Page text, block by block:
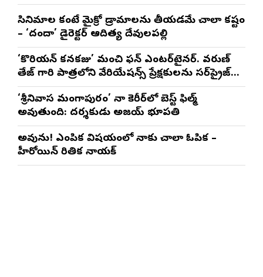
సినిమాల కంటే మైక్రో డ్రామాలను తీయడమే చాలా కష్టం
– ‘దందా’ డైరెక్ట‌ర్ ఆదిత్య దేవులపల్లి
‘కొరియన్ కనకరాజు’ మంచి ఫన్ ఎంటర్‌టైనర్. వరుణ్
తేజ్ గారి పాత్రలోని వేరియేషన్స్ ప్రేక్షకులను సర్‌ప్రైజ్
చేస్తాయి : దర్శకుడు మేర్లపాక గాంధీ
‘శ్రీనివాస మంగాపురం’ నా కెరీర్‌లో బెస్ట్ ఫిల్మ్
అవుతుంది: దర్శకుడు అజయ్ భూపతి
అవును! ఎంపిక విషయంలో నాకు చాలా ఓపిక –
హీరోయిన్ రితిక నాయక్